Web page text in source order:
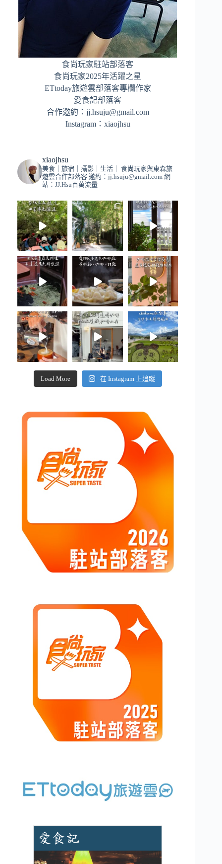
食尚玩家駐站部落客
食尚玩家2025年活躍之星
ETtoday旅遊雲部落客專欄作家
愛食記部落客
合作邀約： jj.hsuju@gmail.com
Instagram： xiaojhsu
xiaojhsu
美食｜旅宿｜攝影｜生活｜
食尚玩家與東森旅
遊雲合作部落客 邀約： jj.hsuju@gmail.com 網
站：JJ.Hsu百萬流量
Load More 在 Instagram 上追蹤